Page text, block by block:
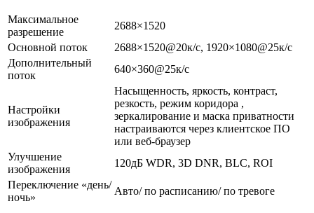
Максимальное
разрешение
2688×1520
Основной поток
2688×1520@20к/с, 1920×1080@25к/с
Дополнительный
поток
640×360@25к/с
Настройки
изображения
Насыщенность, яркость, контраст,
резкость, режим коридора ,
зеркалирование и маска приватности
настраиваются через клиентское ПО
или веб-браузер
Улучшение
изображения
120дБ WDR, 3D DNR, BLC, ROI
Переключение «день/
ночь»
Авто/ по расписанию/ по тревоге